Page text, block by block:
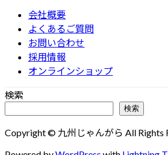
会社概要
よくあるご質問
お問い合わせ
採用情報
オンラインショップ
検索
検索
Copyright © 九州じゃんがら All Rights